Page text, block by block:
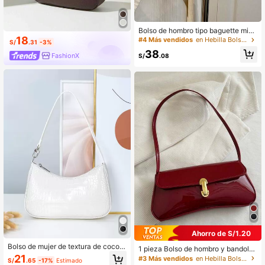
S/18.31 -3%
FashionX
Bolso de mujer de textura de cocodr
ilo de unicolor simple y versátil
S/21 .65 -17% Estimado
Bolso de hombro tipo baguette mini
malista de moda con correa decorat
#4 Más vendidos en Hebilla Bolsos De Hombro De Mujer
S/38.08
Ahorro de S/1.20
1 pieza Bolso de hombro y bandoler
a de cuero sintético aceitado retro
#3 Más vendidos
en Hebilla Bolsos De Hombro De Mujer